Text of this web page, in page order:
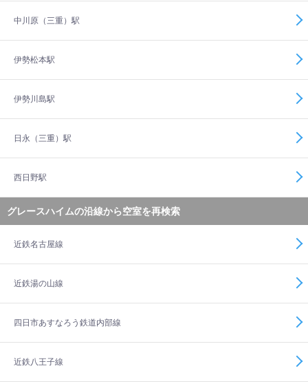
中川原（三重）駅
伊勢松本駅
伊勢川島駅
日永（三重）駅
西日野駅
グレースハイムの沿線から空室を再検索
近鉄名古屋線
近鉄湯の山線
四日市あすなろう鉄道内部線
近鉄八王子線